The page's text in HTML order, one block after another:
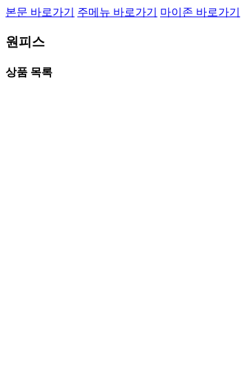
본문 바로가기 주메뉴 바로가기 마이존 바로가기
원피스
상품 목록